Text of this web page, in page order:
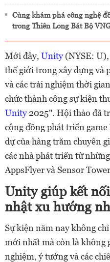
Cùng khám phá công nghệ
trong Thiên Long Bát Bộ
Mới đây, Unity(NYSE: U),
thế giới trong xây dựng và
và các trải nghiệm thời
chức thành công sự kiện
Unity2025". Hội thảo đã
cộng đồng phát triển
dự của hàng trăm chuyên
các nhà phát triển từ
AppsFlyer và Sensor
Unity giúp kết
nhật xu hướng
Sự kiện năm nay không
mới nhất mà còn là không
nghiệm, ý tưởng và các